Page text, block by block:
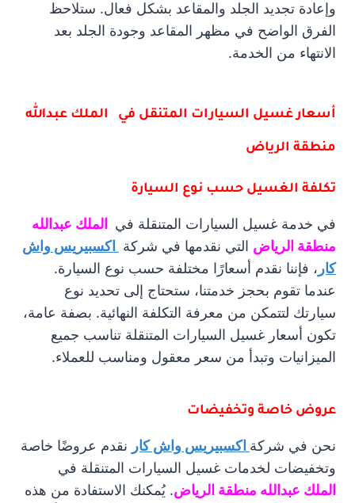
وإعادة تجديد الجلد والمقاعد بشكل فعال. ستلاحظ
الفرق الواضح في مظهر المقاعد وجودة الجلد بعد
الانتهاء من الخدمة.
أسعار غسيل السيارات المتنقل في الملك عبدالله
منطقة الرياض
تكلفة الغسيل حسب نوع السيارة
في خدمة غسيل السيارات المتنقلة في
الملك عبدالله
منطقة الرياض التي نقدمها في شركة
اكسبيريس واش
كار ، فإننا نقدم أسعارًا مختلفة حسب نوع السيارة.
عندما تقوم بحجز خدمتنا، ستحتاج إلى تحديد نوع
سيارتك لتتمكن من معرفة التكلفة النهائية. بصفة عامة،
تكون أسعار غسيل السيارات المتنقلة تناسب جميع
الميزانيات وتبدأ من سعر معقول ومناسب للعملاء.
عروض خاصة وتخفيضات
نحن في شركة اكسبيريس واش كار نقدم عروضًا خاصة
وتخفيضات لخدمات غسيل السيارات المتنقلة في
الملك عبدالله منطقة الرياض. يُمكنك الاستفادة من هذه